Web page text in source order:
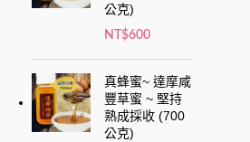
公克)
NT$600
真蜂蜜~ 達摩咸
豐草蜜 ~ 堅持
熟成採收 (700
公克)